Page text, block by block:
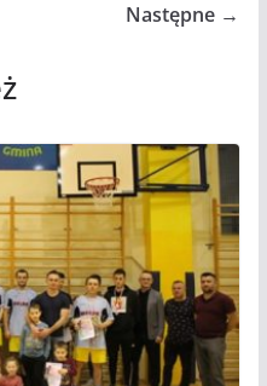
Następne →